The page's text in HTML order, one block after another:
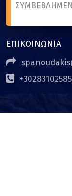
ΕΠΙΚΟΙΝΩΝΙΑ